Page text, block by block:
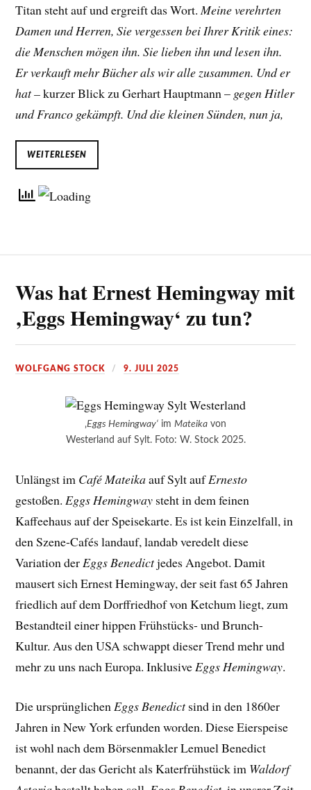
Titan steht auf und ergreift das Wort. Meine verehrten
Damen und Herren, Sie vergessen bei Ihrer Kritik eines:
die Menschen mögen ihn. Sie lieben ihn und lesen ihn.
Er verkauft mehr Bücher als wir alle zusammen. Und er
hat –kurzer Blick zu Gerhart Hauptmann – gegen Hitler
und Franco gekämpft. Und die kleinen Sünden, nun ja,
WEITERLESEN
Was hat Ernest Hemingway mit
‚Eggs Hemingway‘ zu tun?
WOLFGANG STOCK 9. JULI 2025
‚Eggs Hemingway‘ im Mateika von
Westerland auf Sylt. Foto: W. Stock 2025.
Unlängst im Café Mateikaauf Sylt aufErnesto
gestoßen.Eggs Hemingway steht in dem feinen
Kaffeehaus auf der Speisekarte. Es ist kein Einzelfall, in
den Szene-Cafés landauf, landab veredelt diese
Variation derEggs Benedictjedes Angebot. Damit
mausert sich Ernest Hemingway, der seit fast 65 Jahren
friedlich auf dem Dorffriedhof von Ketchum liegt, zum
Bestandteil einer hippen Frühstücks- und Brunch-
Kultur. Aus den USA schwappt dieser Trend mehr und
mehr zu uns nach Europa. InklusiveEggs Hemingway.
Die ursprünglichenEggs Benedictsind in den 1860er
Jahren in New York erfunden worden. Diese Eierspeise
ist wohl nach dem Börsenmakler Lemuel Benedict
benannt, der das Gericht als Katerfrühstück im Waldorf